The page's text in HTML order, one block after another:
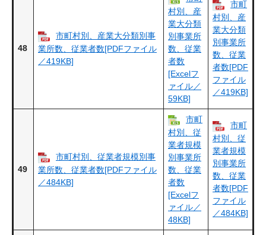
48
市町村別、産業大分類別事
業所数、従業者数[PDFファイル
／419KB]
村別、産
業大分類
別事業所
数、従業
者数
[Excelフ
ァイル／
59KB]
市町
村別、産
業大分類
別事業所
数、従業
者数[PDF
ファイル
／419KB]
49
市町村別、従業者規模別事
業所数、従業者数[PDFファイル
／484KB]
市町
村別、従
業者規模
別事業所
数、従業
者数
[Excelフ
ァイル／
48KB]
市町
村別、従
業者規模
別事業所
数、従業
者数[PDF
ファイル
／484KB]